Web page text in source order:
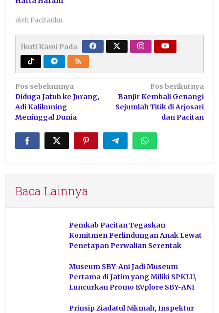
oleh Pacitanku
Ikuti Kami Pada
Navigasi
pos
Pos sebelumnya
Diduga Jatuh ke Jurang,
Adi Kalikuning
Meninggal Dunia
Pos berikutnya
Banjir Kembali Genangi
Sejumlah Titik di Arjosari
dan Pacitan
Baca Lainnya
Pemkab Pacitan Tegaskan
Komitmen Perlindungan Anak Lewat
Penetapan Perwalian Serentak
Museum SBY-Ani Jadi Museum
Pertama di Jatim yang Miliki SPKLU,
Luncurkan Promo EVplore SBY-ANI
Prinsip Ziadatul Nikmah, Inspektur